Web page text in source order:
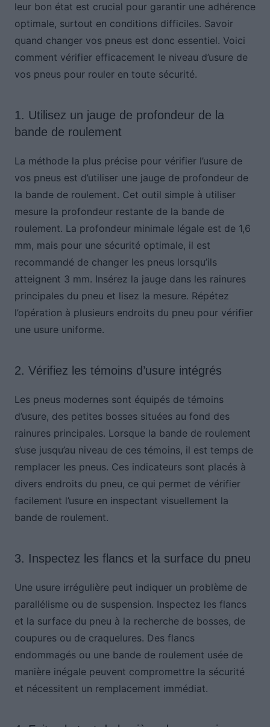
leur bon état est crucial pour garantir une adhérence
optimale, surtout en conditions difficiles. Savoir
quand changer vos pneus est donc essentiel. Voici
comment vérifier efficacement le niveau d’usure de
vos pneus pour rouler en toute sécurité.
1. Utilisez un jauge de profondeur de la
bande de roulement
La méthode la plus précise pour vérifier l’usure de
vos pneus est d’utiliser une jauge de profondeur de
la bande de roulement. Cet outil simple à utiliser
mesure la profondeur restante de la bande de
roulement. La profondeur minimale légale est de 1,6
mm, mais pour une sécurité optimale, il est
recommandé de changer les pneus lorsqu’ils
atteignent 3 mm. Insérez la jauge dans les rainures
principales du pneu et lisez la mesure. Répétez
l’opération à plusieurs endroits du pneu pour vérifier
une usure uniforme.
2. Vérifiez les témoins d’usure intégrés
Les pneus modernes sont équipés de témoins
d’usure, des petites bosses situées au fond des
rainures principales. Lorsque la bande de roulement
s’use jusqu’au niveau de ces témoins, il est temps de
remplacer les pneus. Ces indicateurs sont placés à
divers endroits du pneu, ce qui permet de vérifier
facilement l’usure en inspectant visuellement la
bande de roulement.
3. Inspectez les flancs et la surface du pneu
Une usure irrégulière peut indiquer un problème de
parallélisme ou de suspension. Inspectez les flancs
et la surface du pneu à la recherche de bosses, de
coupures ou de craquelures. Des flancs
endommagés ou une bande de roulement usée de
manière inégale peuvent compromettre la sécurité
et nécessitent un remplacement immédiat.